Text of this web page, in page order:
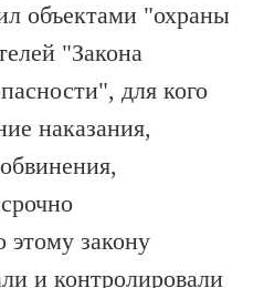
объектами "охраны
"Закона
для кого
наказания,
закону
и контролировали